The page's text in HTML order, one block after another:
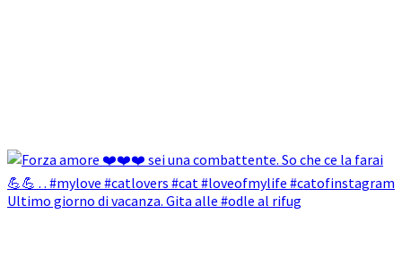
Ultimo giorno di vacanza. Gita alle #odle al rifug